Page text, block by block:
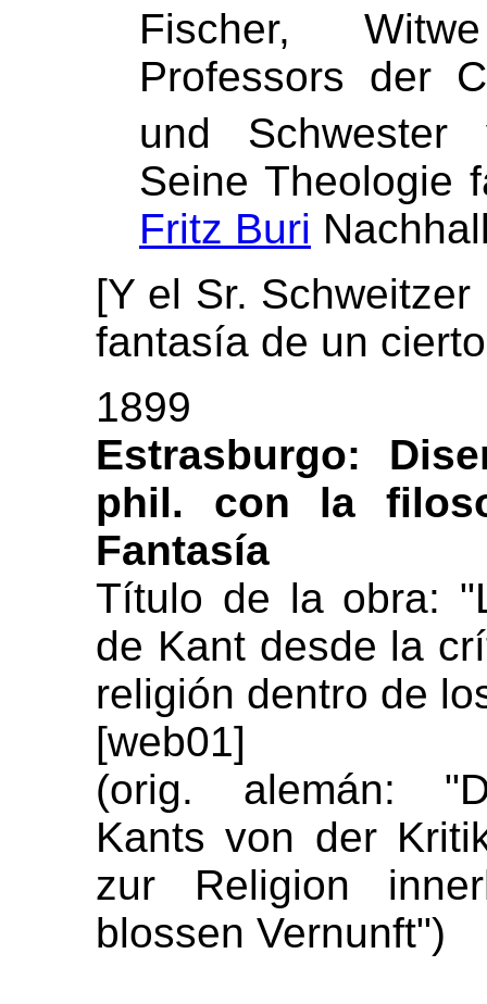
Fischer,
Professors der
und
Seine Theologie
Fritz Buri
[Y el Sr.
fantasía de un
1899
Estrasburgo:
phil. con la
Fantasía
Título de la obra:
de Kant desde la
religión dentro de
[web01]
(orig. alemán:
Kants von der
zur Religion
blossen Vernunft")